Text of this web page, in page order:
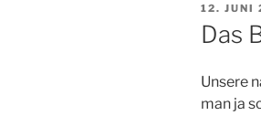
AM
12. JUNI
Das
Unsere
man ja